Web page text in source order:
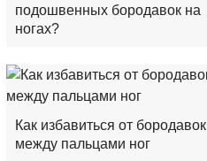
подошвенных бородавок на
ногах?
Как избавиться от бородавок
между пальцами ног